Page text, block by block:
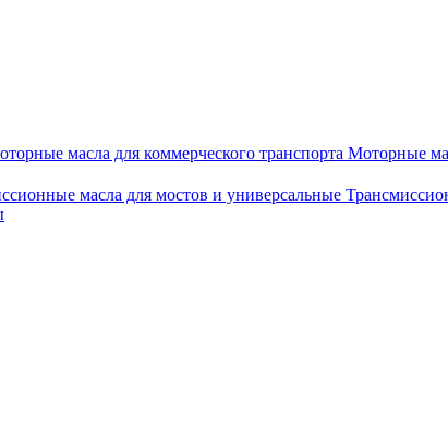
масла для коммерческого транспорта Моторные
масла для мостов и универсальные